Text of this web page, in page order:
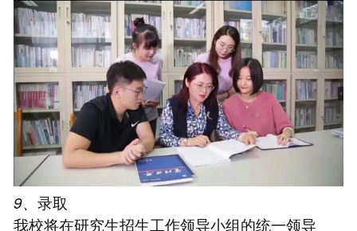
9、 录取
我校将在研究生招生工作领导小组的统一领导